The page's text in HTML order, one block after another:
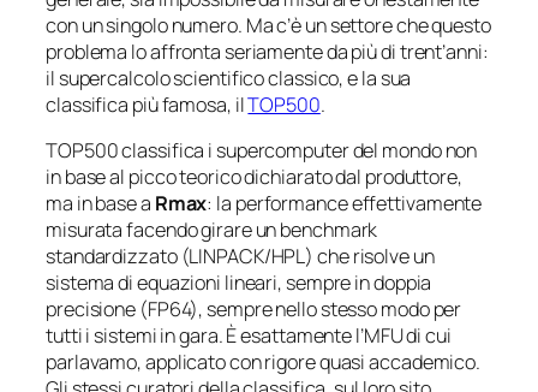
con un singolo numero. Ma c’è un settore che questo
problema lo affronta seriamente da più di trent’anni:
il supercalcolo scientifico classico, e la sua
classifica più famosa, ilTOP500.
TOP500 classifica i supercomputer del mondo non
in base al picco teorico dichiarato dal produttore,
ma in base a Rmax: la performance effettivamente
misurata facendo girare un benchmark
standardizzato (LINPACK/HPL) che risolve un
sistema di equazioni lineari, sempre in doppia
precisione (FP64), sempre nello stesso modo per
tutti i sistemi in gara. È esattamente l’MFU di cui
parlavamo, applicato con rigore quasi accademico.